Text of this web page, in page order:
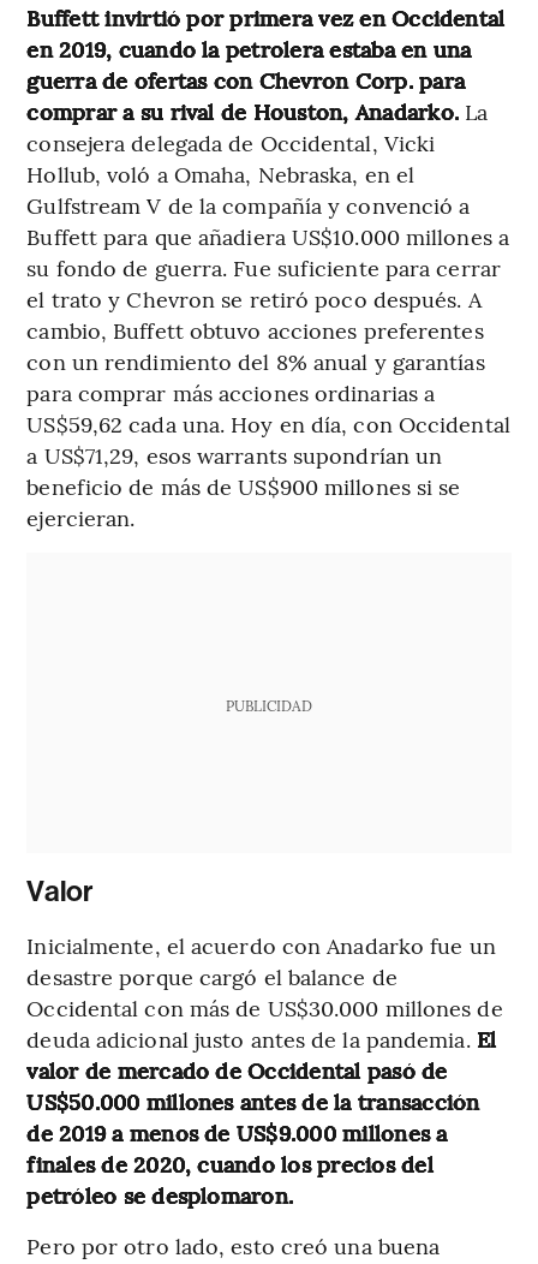
Buffett invirtió por primera vez en Occidental
en 2019, cuando la petrolera estaba en una
guerra de ofertas con Chevron Corp. para
comprar a su rival de Houston, Anadarko. La
consejera delegada de Occidental, Vicki
Hollub, voló a Omaha, Nebraska, en el
Gulfstream V de la compañía y convenció a
Buffett para que añadiera US$10.000 millones a
su fondo de guerra. Fue suficiente para cerrar
el trato y Chevron se retiró poco después. A
cambio, Buffett obtuvo acciones preferentes
con un rendimiento del 8% anual y garantías
para comprar más acciones ordinarias a
US$59,62 cada una. Hoy en día, con Occidental
a US$71,29, esos warrants supondrían un
beneficio de más de US$900 millones si se
ejercieran.
PUBLICIDAD
Valor
Inicialmente, el acuerdo con Anadarko fue un
desastre porque cargó el balance de
Occidental con más de US$30.000 millones de
deuda adicional justo antes de la pandemia. El
valor de mercado de Occidental pasó de
US$50.000 millones antes de la transacción
de 2019 a menos de US$9.000 millones a
finales de 2020, cuando los precios del
petróleo se desplomaron.
Pero por otro lado, esto creó una buena